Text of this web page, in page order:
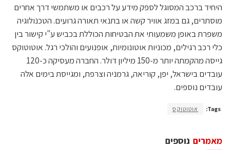
היחיד ברכב המסוגל לספק מידע על רכבים או משתמשי דרך אחרים
מוסתרים, גם במזג אוויר קשה או בתנאי תאורה גרועים. הטכנולוגיה
משפרת באופן משמעותי את הבטיחות הכוללת בכביש ע"י קישור בין
כלי רכב רגילים, מכוניות אוטונומיות, אופנועים והולכי רגל. אוטוטוקס
גייסה מהקמתה יותר מ-150 מיליון דולר. החברה מעסיקה כ-120
עובדים בישראל, יפן, קוריאה, גרמניה וצרפת, ומגייסת בימים אלה
עובדים נוספים.
Tags: אוטוטוקס
נוספים מאמרים